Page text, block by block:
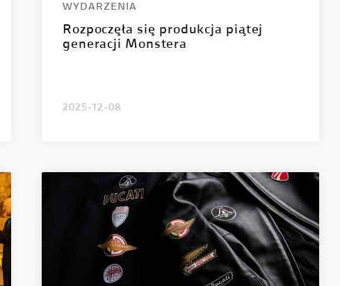
WYDARZENIA
Rozpoczęła się produkcja piątej
generacji Monstera
2025-12-08